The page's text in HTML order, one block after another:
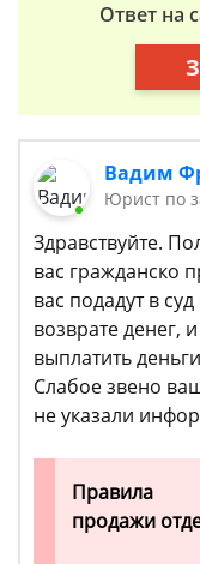
Ответ на
Вадим
Юрист по
Здравствуйте.
вас гражданско
вас подадут в
возврате денег,
выплатить
Слабое звено
не указали
Правила
продажи